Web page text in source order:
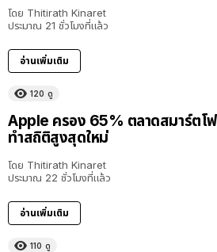
โดย Thitirath Kinaret
ประมาณ 21 ชั่วโมงที่แล้ว
อ่านเพิ่มเติม
120 ดู
Apple ครอง 65% ตลาดสมาร์ตโ
ทำสถิติสูงสุดใหม่
โดย Thitirath Kinaret
ประมาณ 22 ชั่วโมงที่แล้ว
อ่านเพิ่มเติม
110 ดู